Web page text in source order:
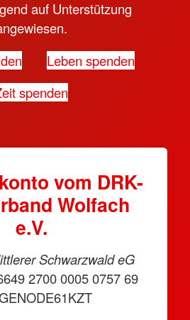
auf Unterstützung
Leben spenden
spenden
vom DRK-
Wolfach
e.V.
Schwarzwald eG
2700 0005 0757 69